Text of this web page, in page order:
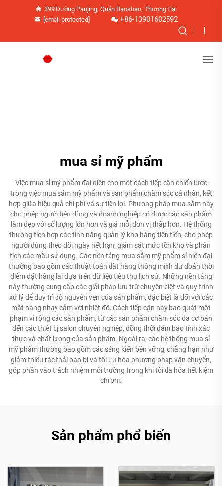
399 Đường Panjing, Quận Baoshan, Thượng Hải
[email protected]
+86-13901602592
mua sỉ mỹ phẩm
Việc mua sỉ mỹ phẩm đại diện cho một cách tiếp cận chiến lược
trong việc mua sắm mỹ phẩm và sản phẩm chăm sóc cá nhân, kết
hợp giữa hiệu quả chi phí và sự tiện lợi. Phương pháp mua sắm này
cho phép người tiêu dùng và doanh nghiệp có được các sản phẩm
làm đẹp với số lượng lớn hơn và giá mỗi đơn vị thấp hơn. Hệ thống
thường tích hợp các tính năng quản lý kho hàng tiên tiến, cho phép
người dùng theo dõi ngày hết hạn, giám sát mức tồn kho và phân
tích các mẫu sử dụng. Các nền tảng mua sắm mỹ phẩm sỉ hiện đại
thường bao gồm các thuật toán đặt hàng thông minh dự đoán thời
điểm đặt hàng lại dựa trên dữ liệu tiêu thụ lịch sử. Những nền tảng
này thường cung cấp các giải pháp lưu trữ chuyên biệt và quy trình
xử lý để duy trì độ nguyên vẹn của sản phẩm, đặc biệt là đối với các
mặt hàng nhạy cảm với nhiệt độ. Cách tiếp cận này bao quát một
phạm vi rộng các sản phẩm, từ các sản phẩm chăm sóc da cơ bản
đến các thiết bị salon chuyên nghiệp, đồng thời đảm bảo tính xác
thực và chất lượng của sản phẩm. Ngoài ra, các hệ thống mua sỉ
mỹ phẩm thường bao gồm các sáng kiến bền vững, chẳng hạn như
giảm thiểu rác thải bao bì và tối ưu hóa phương pháp vận chuyển,
góp phần vào trách nhiệm môi trường trong khi tối đa hóa tiết kiệm
chi phí.
Sản phẩm phổ biến